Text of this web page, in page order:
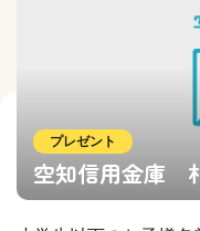
プレゼント
空知信用金庫